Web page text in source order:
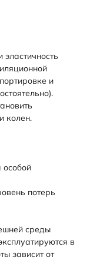
и
колен.
особой
потерь
среды
в
зависит от